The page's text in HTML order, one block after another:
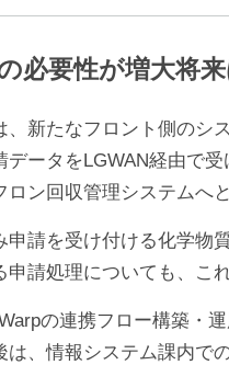
必要性が増大将
新たなフロント側のシ
データをLGWAN経由で
ン回収管理システムへ
申請を受け付ける化学
請処理についても、こ
の連携フロー構築・
は、情報システム課内で